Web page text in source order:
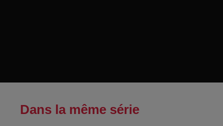
Dans la même série